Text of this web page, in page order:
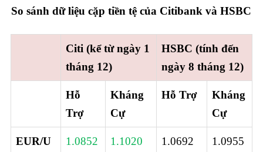
So sánh dữ liệu cặp tiền tệ của Citibank và HSBC
Citi (kể từ ngày 1
tháng 12)
HSBC (tính đến
ngày 8 tháng 12)
Hỗ
Trợ
Kháng
Cự
Hỗ Trợ
Kháng
Cự
EUR/U
1.0852 1.1020 1.0692 1.0955